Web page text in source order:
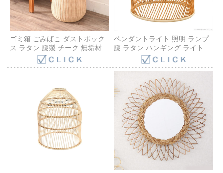
ゴミ箱 ごみばこ ダストボック
ス ラタン 籐製 チーク 無垢材
ごみ袋が隠れる便利なつくり
北欧 ナチュラル インテリア
ペンダントライト 照明 ランプ
籐 ラタン ハンギング ライト シ
ェード 天井照明 リゾート バリ
雑貨 おしゃれ 和風 エスニック
ワーラタン P111MES